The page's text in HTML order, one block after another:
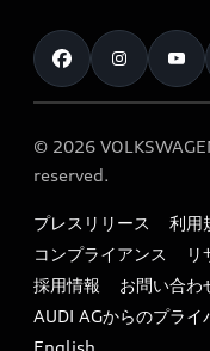
カタログ一覧
車検 / 定期点検
e-tronアフターサポー
myAudi
クオリティ
保証
メンテナンス
ファイナンス
キャンペーン / イベン
買取査定
お知らせ
オーナー様向けキャン
特定整備適用車一覧
リサイクル法
よくある質問（FAQ）
© 2026
reserved.
プレスリリース 利用
コンプライアンス
リ
採用情報
お問い合わ
AUDI AGからのプライ
English